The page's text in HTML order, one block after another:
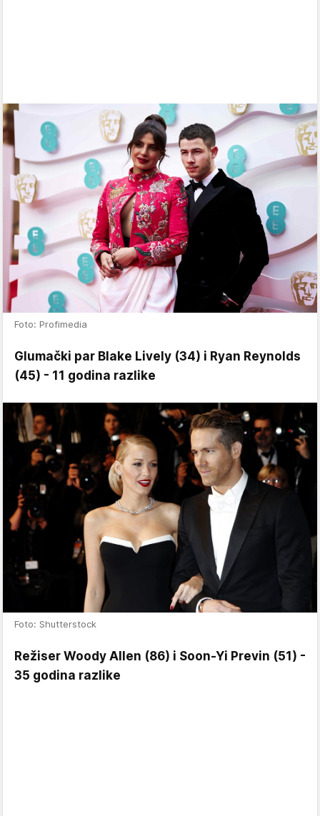
Foto: Profimedia
Glumački par Blake Lively (34) i Ryan Reynolds
(45) - 11 godina razlike
Foto: Shutterstock
Režiser Woody Allen (86) i Soon-Yi Previn (51) -
35 godina razlike